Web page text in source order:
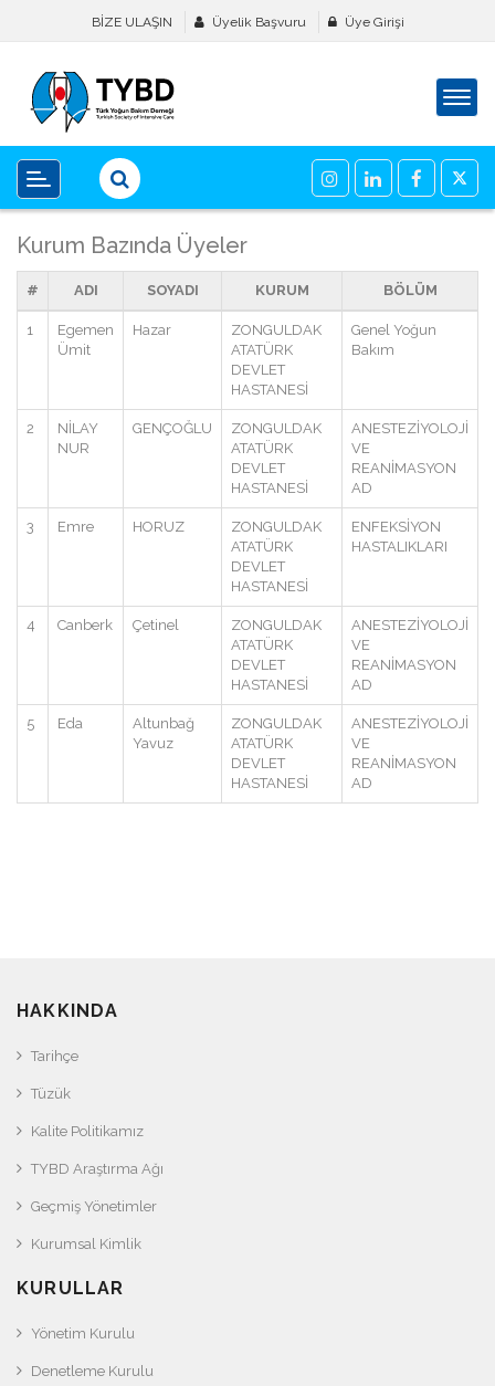
BİZE ULAŞIN Üyelik Başvuru Üye Girişi
Kurum Bazında Üyeler
# ADI SOYADI KURUM BÖLÜM
1
Egemen
Ümit
Hazar
ZONGULDAK
ATATÜRK
DEVLET
HASTANESİ
Genel Yoğun
Bakım
2
NİLAY
NUR
GENÇOĞLU
ZONGULDAK
ATATÜRK
DEVLET
HASTANESİ
ANESTEZİYOLOJİ
VE
REANİMASYON
AD
3 Emre HORUZ
ZONGULDAK
ATATÜRK
DEVLET
HASTANESİ
ENFEKSİYON
HASTALIKLARI
4 Canberk Çetinel
ZONGULDAK
ATATÜRK
DEVLET
HASTANESİ
ANESTEZİYOLOJİ
VE
REANİMASYON
AD
5 Eda
Altunbağ
Yavuz
ZONGULDAK
ATATÜRK
DEVLET
HASTANESİ
ANESTEZİYOLOJİ
VE
REANİMASYON
AD
HAKKINDA
Tarihçe
Tüzük
Kalite Politikamız
TYBD Araştırma Ağı
Geçmiş Yönetimler
Kurumsal Kimlik
KURULLAR
Yönetim Kurulu
Denetleme Kurulu